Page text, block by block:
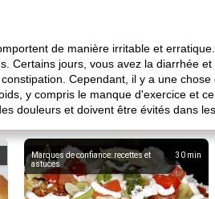
de manière irritable et
Certains jours, vous avez la diarrhée
Cependant, il y a une
y compris le manque d'exercice et
douleurs et doivent être évités dans
30 min
Marques de confiance: recettes et
astuces